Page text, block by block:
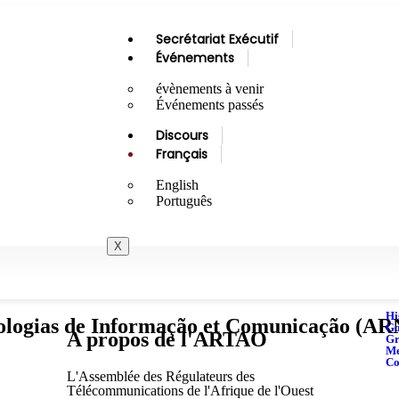
Secrétariat Exécutif
Événements
évènements à venir
Événements passés
Discours
Français
English
Português
X
A propos de l'ARTAO
L'Assemblée des Régulateurs des
Télécommunications de l'Afrique de l'Ouest
de Informação et Comunicação